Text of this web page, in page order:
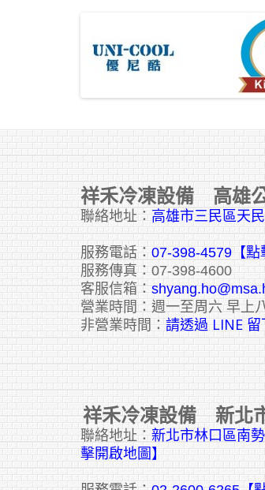
祥禾冷凍設備 高雄
聯絡地址： 高雄市三民區天
服務電話： 07-398-4579【點
服務傳真：07-398-4600
客服信箱：
營業時間：週一至周六 早上
非營業時間： 請透過 LINE
祥禾冷凍設備 新北
聯絡地址： 新北市林口區南
擊開啟地圖】